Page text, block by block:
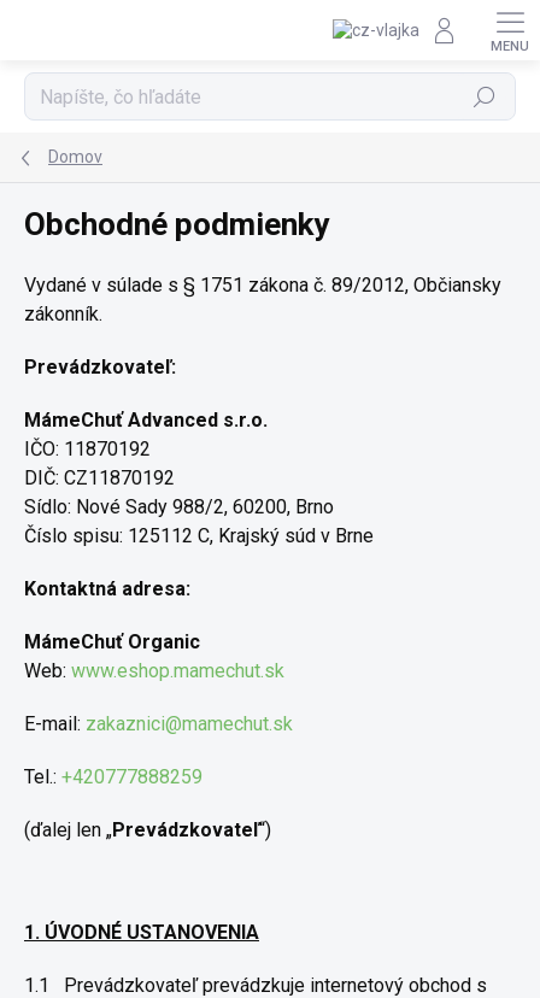
Hľadať
Domov
Obchodné podmienky
Vydané v súlade s § 1751 zákona č. 89/2012, Občiansky
zákonník.
Prevádzkovateľ:
MámeChuť Advanced s.r.o.
IČO: 11870192
DIČ: CZ11870192
Sídlo: Nové Sady 988/2, 60200, Brno
Číslo spisu: 125112 C, Krajský súd v Brne
Kontaktná adresa:
MámeChuť Organic
Web: www.eshop.mamechut.sk
E-mail: zakaznici@mamechut.sk
Tel.: +420777888259
(ďalej len „Prevádzkovateľ“)
1. ÚVODNÉ USTANOVENIA
1.1
Prevádzkovateľ prevádzkuje internetový obchod s